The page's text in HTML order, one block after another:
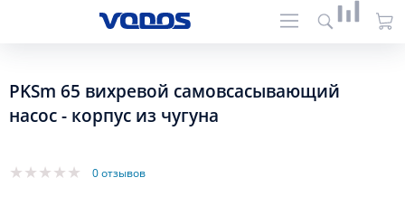
PKSm 65 вихревой самовсасывающий
насос - корпус из чугуна
0 отзывов